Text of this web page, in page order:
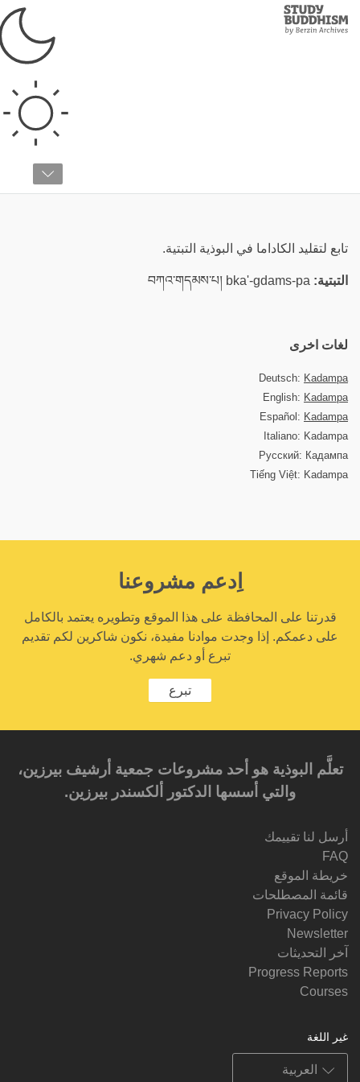
Study
Buddhism
تابع لتقليد الكاداما في البوذية التبتية.
التبتية:
لغات اخرى
Deutsch: Kadampa
English: Kadampa
Español: Kadampa
Italiano: Kadampa
Русский: Кадампа
Tiếng Việt: Kadampa
اِدعم مشروعنا
قدرتنا على المحافظة على هذا الموقع وتطويره يعتمد بالكامل
على دعمكم. إذا وجدت موادنا مفيدة، نكون شاكرين لكم تقديم
تبرع أو دعم شهري.
تبرع
تعلَّم البوذية هو أحد مشروعات جمعية أرشيف بيرزين،
والتي أسسها الدكتور ألكسندر بيرزين.‎‎
أرسل لنا تقييمك
FAQ
خريطة الموقع
قائمة المصطلحات
Privacy Policy
Newsletter
آخر التحديثات
Progress Reports
Courses
غير اللغة